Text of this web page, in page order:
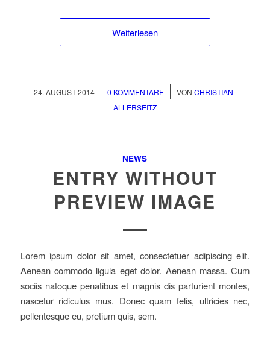
Weiterlesen
24. AUGUST 2014
/ 0 KOMMENTARE
/ VONCHRISTIAN-
ALLERSEITZ
NEWS
ENTRY WITHOUT
PREVIEW IMAGE
Lorem ipsum dolor sit amet, consectetuer adipiscing elit.
Aenean commodo ligula eget dolor. Aenean massa. Cum
sociis natoque penatibus et magnis dis parturient montes,
nascetur ridiculus mus. Donec quam felis, ultricies nec,
pellentesque eu, pretium quis, sem.